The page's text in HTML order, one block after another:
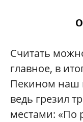
Считать
главное, в
Пекином наш
ведь грезил
местами: «По